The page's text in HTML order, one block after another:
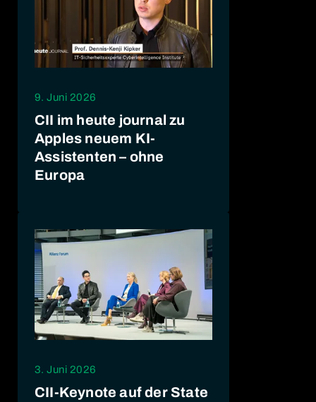
9. Juni 2026
CII im heute journal zu
Apples neuem KI-
Assistenten – ohne
Europa
3. Juni 2026
CII-Keynote auf der State